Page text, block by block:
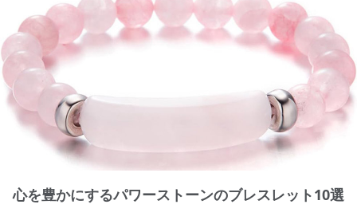
心を豊かにするパワーストーンのブレスレット10選